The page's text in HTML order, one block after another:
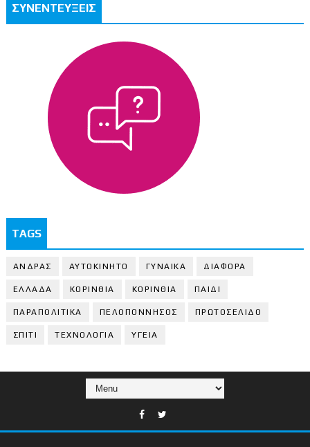
ΣΥΝΕΝΤΕΥΞΕΙΣ
TAGS
ΑΝΔΡΑΣ ΑΥΤΟΚΙΝΗΤΟ ΓΥΝΑΙΚΑ ΔΙΑΦΟΡΑ
ΕΛΛΑΔΑ ΚΟΡΙΝΘΙΑ ΚΟΡΙΝΘΙA ΠΑΙΔΙ
ΠΑΡΑΠΟΛΙΤΙΚΑ ΠΕΛΟΠΟΝΝΗΣΟΣ ΠΡΩΤΟΣΕΛΙΔΟ
ΣΠΙΤΙ ΤΕΧΝΟΛΟΓΙΑ ΥΓΕΙΑ